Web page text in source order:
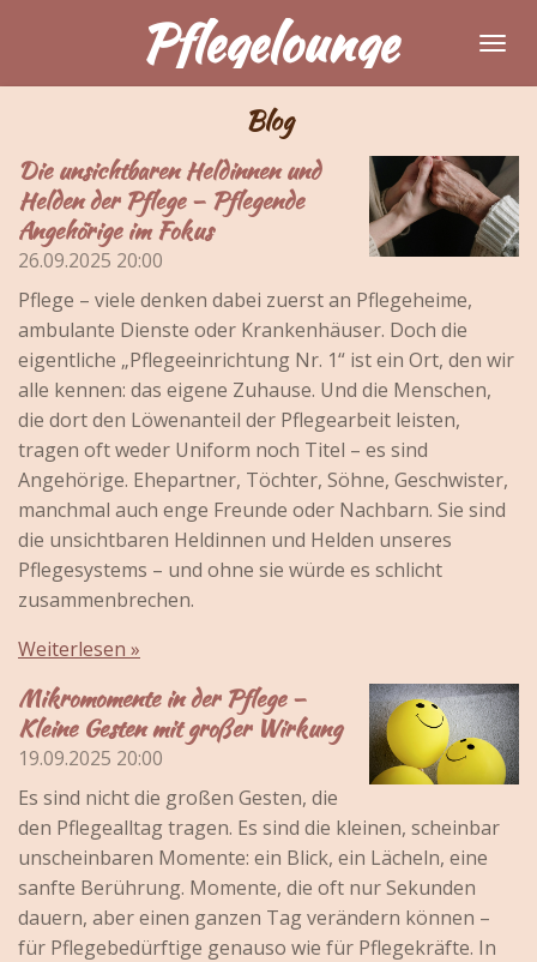
springen
Pflegelounge
Blog
Die unsichtbaren Heldinnen und
Helden der Pflege – Pflegende
Angehörige im Fokus
26.09.2025 20:00
Pflege – viele denken dabei zuerst an Pflegeheime,
ambulante Dienste oder Krankenhäuser. Doch die
eigentliche „Pflegeeinrichtung Nr. 1“ ist ein Ort, den wir
alle kennen: das eigene Zuhause. Und die Menschen,
die dort den Löwenanteil der Pflegearbeit leisten,
tragen oft weder Uniform noch Titel – es sind
Angehörige. Ehepartner, Töchter, Söhne, Geschwister,
manchmal auch enge Freunde oder Nachbarn. Sie sind
die unsichtbaren Heldinnen und Helden unseres
Pflegesystems – und ohne sie würde es schlicht
zusammenbrechen.
Weiterlesen »
Mikromomente in der Pflege –
Kleine Gesten mit großer Wirkung
19.09.2025 20:00
Es sind nicht die großen Gesten, die
den Pflegealltag tragen. Es sind die kleinen, scheinbar
unscheinbaren Momente: ein Blick, ein Lächeln, eine
sanfte Berührung. Momente, die oft nur Sekunden
dauern, aber einen ganzen Tag verändern können –
für Pflegebedürftige genauso wie für Pflegekräfte. In